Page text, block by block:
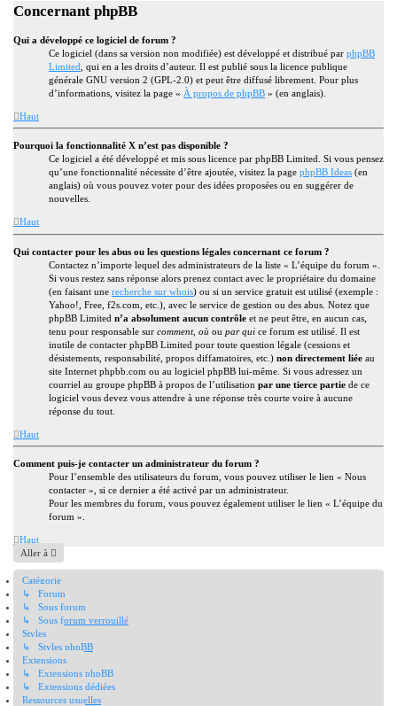
Concernant phpBB
Qui a développé ce logiciel de forum ?
Ce logiciel (dans sa version non modifiée) est développé et distribué par phpBB
Limited , qui en a les droits d’auteur. Il est publié sous la licence publique
générale GNU version 2 (GPL-2.0) et peut être diffusé librement. Pour plus
d’informations, visitez la page « À propos de phpBB » (en anglais).
Haut
Pourquoi la fonctionnalité X n’est pas disponible ?
Ce logiciel a été développé et mis sous licence par phpBB Limited. Si vous pensez
qu’une fonctionnalité nécessite d’être ajoutée, visitez la page phpBB Ideas (en
anglais) où vous pouvez voter pour des idées proposées ou en suggérer de
nouvelles.
Haut
Qui contacter pour les abus ou les questions légales concernant ce forum ?
Contactez n’importe lequel des administrateurs de la liste « L’équipe du forum ».
Si vous restez sans réponse alors prenez contact avec le propriétaire du domaine
(en faisant une recherche sur whois) ou si un service gratuit est utilisé (exemple :
Yahoo!, Free, f2s.com, etc.), avec le service de gestion ou des abus. Notez que
phpBB Limited n’a absolument aucun contrôle et ne peut être, en aucun cas,
tenu pour responsable sur comment, où ou par qui ce forum est utilisé. Il est
inutile de contacter phpBB Limited pour toute question légale (cessions et
désistements, responsabilité, propos diffamatoires, etc.) non directement liée au
site Internet phpbb.com ou au logiciel phpBB lui-même. Si vous adressez un
courriel au groupe phpBB à propos de l’utilisation par une tierce partie de ce
logiciel vous devez vous attendre à une réponse très courte voire à aucune
réponse du tout.
Haut
Comment puis-je contacter un administrateur du forum ?
Pour l’ensemble des utilisateurs du forum, vous pouvez utiliser le lien « Nous
contacter », si ce dernier a été activé par un administrateur.
Pour les membres du forum, vous pouvez également utiliser le lien « L’équipe du
forum ».
Haut
Aller à
Catégorie
↳ Forum
↳ Sous forum
↳ Sous forum verrouillé
Styles
↳ Styles phpBB
Extensions
↳ Extensions phpBB
↳ Extensions dédiées
Ressources usuelles